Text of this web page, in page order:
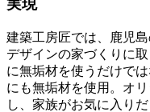
実現
建築工房匠では、鹿児
デザインの家づくりに
に無垢材を使うだけで
にも無垢材を使用。オ
し、家族がお気に入り